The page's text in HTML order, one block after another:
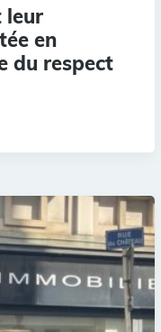
leur
en
du respect